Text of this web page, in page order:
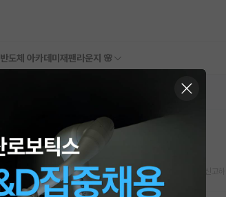
반도체 아카데미 재팬라운지 🌸